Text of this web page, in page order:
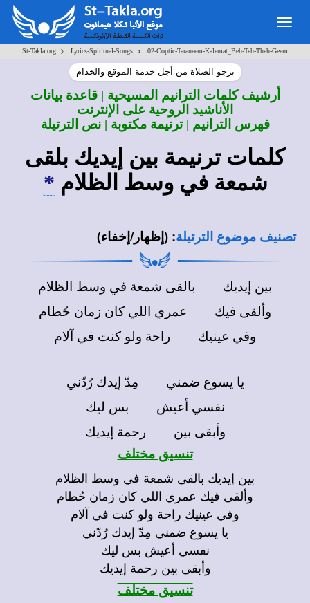
St-Takla.org > Lyrics-Spiritual-Songs > 02-Coptic-Taraneem-Kalemat_Beh-Teh-Theh-Geem
نرجو الصلاة من أجل خدمة الموقع والخدام
أرشيف كلمات الترانيم المسيحية | قاعدة بيانات
الأناشيد الروحية على الإنترنت
فهرس الترانيم | ترنيمة مكتوبة | نص الترتيلة
كلمات ترنيمة بين إيديك بلقى
شمعة في وسط الظلام *
تصنيف موضوع الترتيلة: (إظهار/إخفاء)
بين إيديك بالقى شمعة في وسط الظلام
وألقى فيك عمري اللي كان زمان حُطام
وفي عينيك راحة ولو كنت في آلام
يا يسوع ضمني مِدّ إيدك رُدّني
نفسي أعيش بس ليك
وأبقى بين رحمة إيديك
تنسيق مختلف
بين إيديك بالقى شمعة في وسط الظلام
وألقى فيك عمري اللي كان زمان حُطام
وفي عينيك راحة ولو كنت في آلام
يا يسوع ضمني مِدّ إيدك رُدّني
نفسي أعيش بس ليك
وأبقى بين رحمة إيديك
تنسيق مختلف